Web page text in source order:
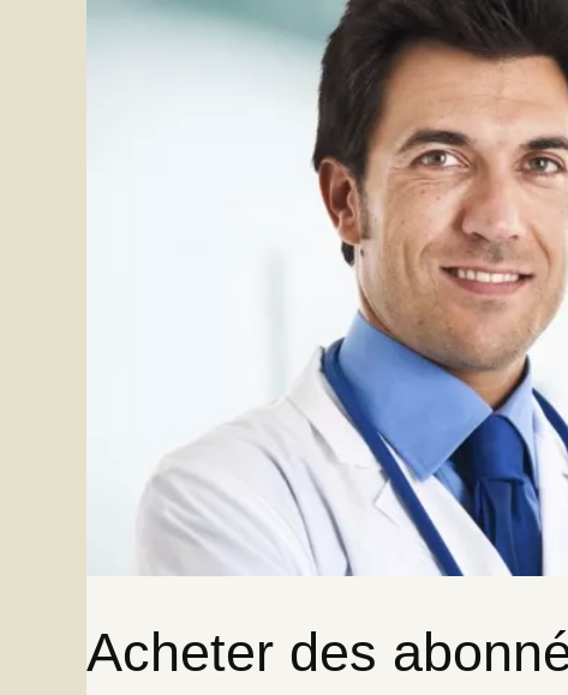
Acheter des